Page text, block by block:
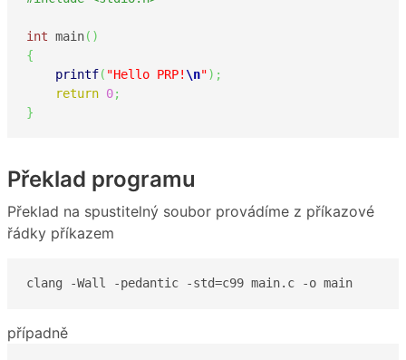
int main( )
{
printf( "Hello PRP! \n") ;
return 0;
}
Překlad programu
Překlad na spustitelný soubor provádíme z příkazové
řádky příkazem
clang -Wall -pedantic -std=c99 main.c -o main
případně